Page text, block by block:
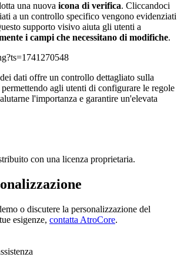
una nuova icona di verifica. Cliccandoci
a un controllo specifico vengono evidenziati
supporto visivo aiuta gli utenti a
i campi che necessitano di modifiche.
dati offre un controllo dettagliato sulla
agli utenti di configurare le regole
l'importanza e garantire un'elevata
con una licenza proprietaria.
o discutere la personalizzazione del
esigenze, contatta AtroCore.